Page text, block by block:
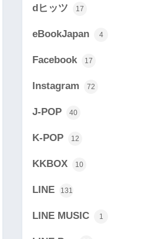
dヒッツ 17
eBookJapan 4
Facebook 17
Instagram 72
J-POP 40
K-POP 12
KKBOX 10
LINE 131
LINE MUSIC 1